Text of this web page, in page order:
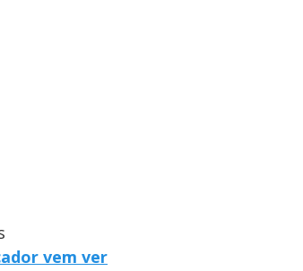
vem ver